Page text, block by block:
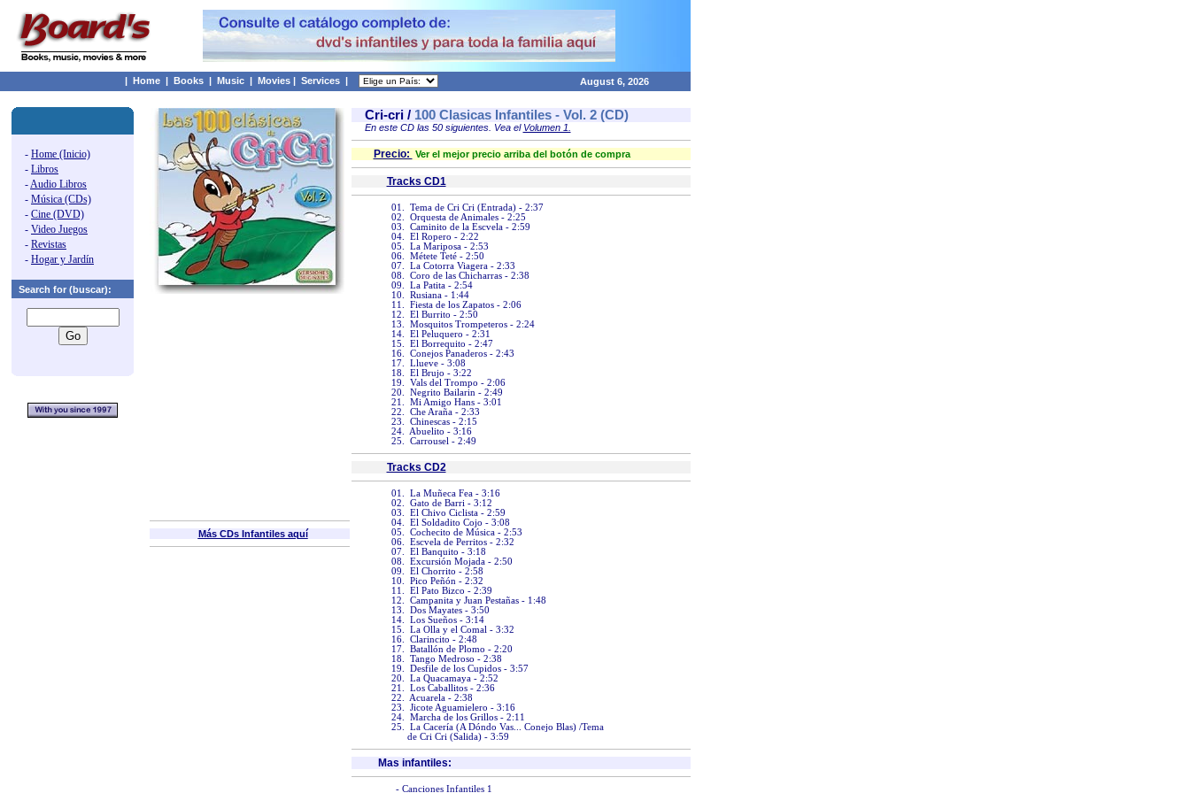
| Home | Books | Music | Movies | Services | August 6, 2026
- Home (Inicio)
- Libros
-Audio Libros
- Música (CDs)
- Cine (DVD)
- Video Juegos
- Revistas
- Hogar y Jardín
Search for (buscar):
Más CDs Infantiles aquí
Cri-cri / 100 Clasicas Infantiles - Vol. 2 (CD)
En este CD las 50 siguientes. Vea el Volumen 1.
Precio: Ver el mejor precio arriba del botón de compra
Tracks CD1
01. Tema de Cri Cri (Entrada) - 2:37
02. Orquesta de Animales - 2:25
03. Caminito de la Escvela - 2:59
04. El Ropero - 2:22
05. La Mariposa - 2:53
06. Métete Teté - 2:50
07. La Cotorra Viagera - 2:33
08. Coro de las Chicharras - 2:38
09. La Patita - 2:54
10. Rusiana - 1:44
11. Fiesta de los Zapatos - 2:06
12. El Burrito - 2:50
13. Mosquitos Trompeteros - 2:24
14. El Peluquero - 2:31
15. El Borrequito - 2:47
16. Conejos Panaderos - 2:43
17. Llueve - 3:08
18. El Brujo - 3:22
19. Vals del Trompo - 2:06
20. Negrito Bailarin - 2:49
21. Mi Amigo Hans - 3:01
22. Che Araña - 2:33
23. Chinescas - 2:15
24. Abuelito - 3:16
25. Carrousel - 2:49
Tracks CD2
01. La Muñeca Fea - 3:16
02. Gato de Barri - 3:12
03. El Chivo Ciclista - 2:59
04. El Soldadito Cojo - 3:08
05. Cochecito de Música - 2:53
06. Escvela de Perritos - 2:32
07. El Banquito - 3:18
08. Excursión Mojada - 2:50
09. El Chorrito - 2:58
10. Pico Peñón - 2:32
11. El Pato Bizco - 2:39
12. Campanita y Juan Pestañas - 1:48
13. Dos Mayates - 3:50
14. Los Sueños - 3:14
15. La Olla y el Comal - 3:32
16. Clarincito - 2:48
17. Batallón de Plomo - 2:20
18. Tango Medroso - 2:38
19. Desfile de los Cupidos - 3:57
20. La Quacamaya - 2:52
21. Los Caballitos - 2:36
22. Acuarela - 2:38
23. Jicote Aguamielero - 3:16
24. Marcha de los Grillos - 2:11
25. La Cacería (A Dóndo Vas... Conejo Blas) /Tema
de Cri Cri (Salida) - 3:59
Mas infantiles:
- Canciones Infantiles 1